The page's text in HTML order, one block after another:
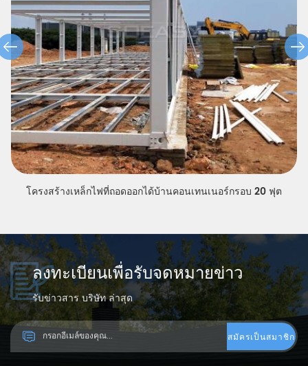
โครงสร้างเหล็กไฟที่ถอดออกได้บ้านคอนเทนเนอร์กรอบ 20 ฟุต
ลงทะเบียนเพื่อรับจดหมายข่าว
รับข่าวสาร บริษัท ล่าสุด